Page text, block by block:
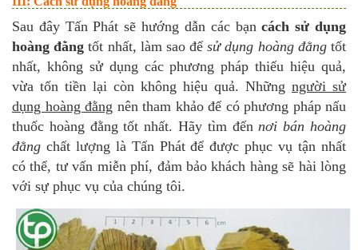
Sau đây Tấn Phát sẽ hướng dẫn các bạncách sử dụng
hoàng đằng tốt nhất, làm sao đểsử dụng hoàng đằngtốt
nhất, không sử dụng các phương pháp thiếu hiệu quả,
vừa tốn tiền lại còn không hiệu quả. Những người sử
dụng hoàng đằng nên tham khảo để có phương pháp nấu
thuốc hoàng đằng tốt nhất. Hãy tìm đếnnơi bán hoàng
đằng chất lượng là Tấn Phát để được phục vụ tận nhất
có thể, tư vấn miễn phí, đảm bảo khách hàng sẽ hài lòng
với sự phục vụ của chúng tôi.